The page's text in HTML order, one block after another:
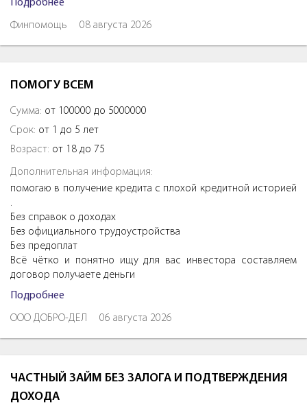
Подробнее
Финпомощь 08 августа 2026
ПОМОГУ ВСЕМ
Сумма: от 100000 до 5000000
Срок: от 1 до 5 лет
Возраст: от 18 до 75
Дополнительная информация:
помогаю в получение кредита с плохой кредитной историей
.
Без справок о доходах
Без официального трудоустройства
Без предоплат
Всё чётко и понятно ищу для вас инвестора составляем
договор получаете деньги
Подробнее
ООО ДОБРО-ДЕЛ 06 августа 2026
ЧАСТНЫЙ ЗАЙМ БЕЗ ЗАЛОГА И ПОДТВЕРЖДЕНИЯ
ДОХОДА